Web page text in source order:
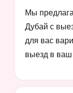
Мы
Дубай с
для вас
выезд в ваш